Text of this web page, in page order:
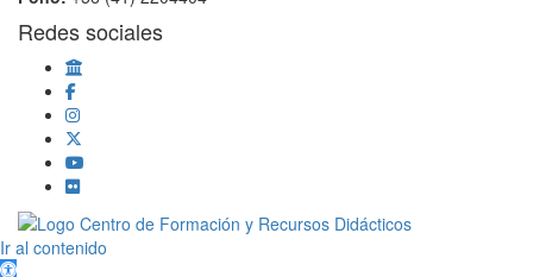
Redes sociales
Scroll
Up
Ir al contenido
Abrir barra de herramientas